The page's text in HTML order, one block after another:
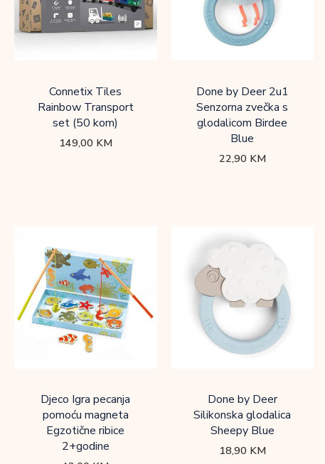
Connetix Tiles
Rainbow Transport
set (50 kom)
149,00 KM
Done by Deer 2u1
Senzorna zvečka s
glodalicom Birdee
Blue
22,90 KM
Djeco Igra pecanja
pomoću magneta
Egzotične ribice
2+godine
Done by Deer
Silikonska glodalica
Sheepy Blue
18,90 KM